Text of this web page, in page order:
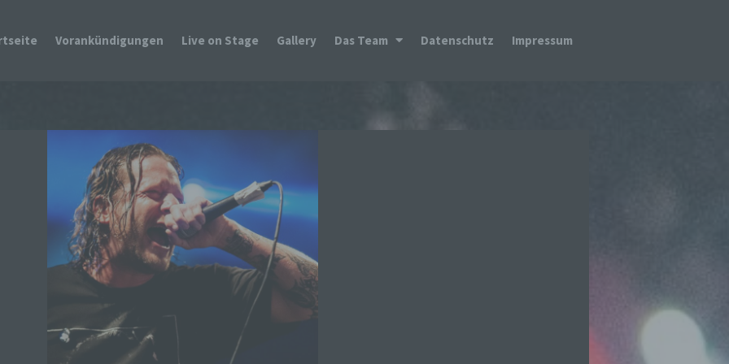
Vorankündigungen Live on Stage Gallery Das Team Datenschutz Impressum